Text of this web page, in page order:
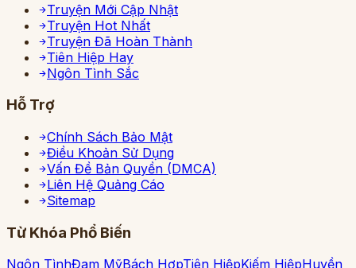
Truyện Mới Cập Nhật
Truyện Hot Nhất
Truyện Đã Hoàn Thành
Tiên Hiệp Hay
Ngôn Tình Sắc
Hỗ Trợ
Chính Sách Bảo Mật
Điều Khoản Sử Dụng
Vấn Đề Bản Quyền (DMCA)
Liên Hệ Quảng Cáo
Sitemap
Từ Khóa Phổ Biến
Ngôn TìnhĐam MỹBách HợpTiên HiệpKiếm HiệpHuyền